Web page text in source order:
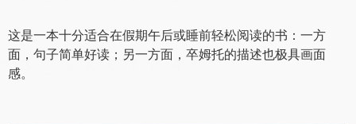
这是一本十分适合在假期午后或睡前轻松阅读的书：一方
面，句子简单好读；另一方面，卒姆托的描述也极具画面
感。